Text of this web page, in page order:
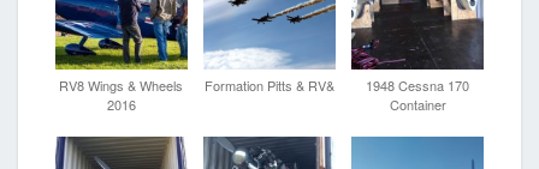
RV8 Wings & Wheels
2016
Formation Pitts & RV&
1948 Cessna 170
Container